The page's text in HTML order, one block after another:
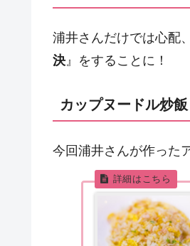
浦井さんだけでは心配
決』をすることに！
カップヌードル炒飯
今回浦井さんが作った